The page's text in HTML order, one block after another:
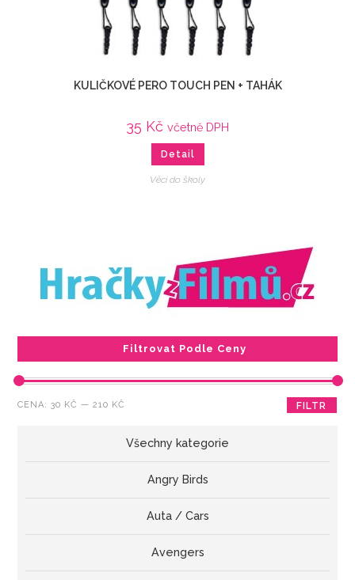
KULIČKOVÉ PERO TOUCH PEN + TAHÁK
35 Kč včetně DPH
Detail
Věci do školy
Filtrovat Podle Ceny
Minimální
Maximální
FILTR
CENA:30 KČ —210 KČ
Všechny kategorie
Angry Birds
Auta / Cars
Avengers